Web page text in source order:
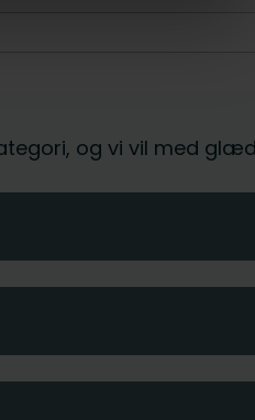
og vi vil med